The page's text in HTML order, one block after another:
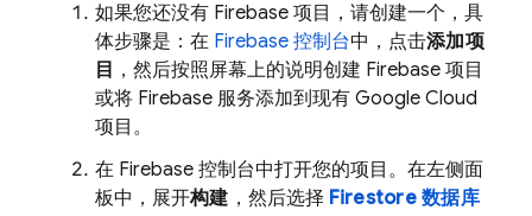
如果您还没有 Firebase 项目，请创建一个，具
体步骤是：在 Firebase 控制台中，点击添加项
目 ，然后按照屏幕上的说明创建 Firebase 项目
或将 Firebase 服务添加到现有 Google Cloud
项目。
在 Firebase 控制台中打开您的项目。在左侧面
板中，展开构建 ，然后选择 Firestore 数据库